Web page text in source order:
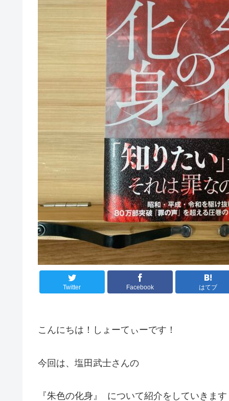
Twitter Facebook はてブ
こんにちは！しょーてぃーです！
今回は、塩田武士さんの
『朱色の化身』 について紹介をしていきます